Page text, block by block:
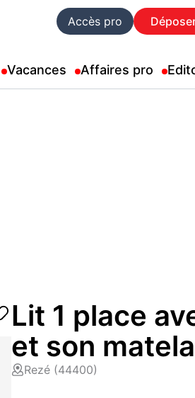
Accès pro
Vacances Affaires pro
Lit 1 place
et son
Rezé (44400)